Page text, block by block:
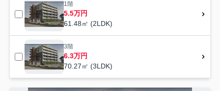
1階
5.5万円
61.48㎡ (2LDK)
3階
6.3万円
70.27㎡ (3LDK)